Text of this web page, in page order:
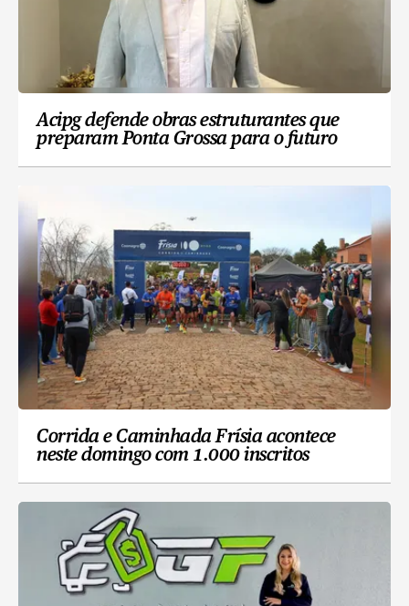
Acipg defende obras estruturantes que
preparam Ponta Grossa para o futuro
Corrida e Caminhada Frísia acontece
neste domingo com 1.000 inscritos